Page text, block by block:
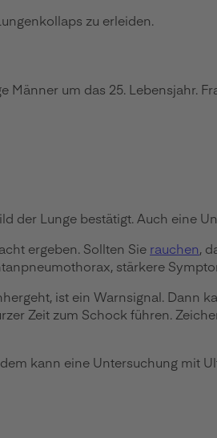
zu erleiden.
um das 25. Lebensjahr.
der Lunge bestätigt. Auch eine
ergeben. Sollten Sie rauchen,
stärkere
ist ein Warnsignal. Dann
Zeit zum Schock führen.
kann eine Untersuchung mit